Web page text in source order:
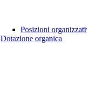
Posizioni
Dotazione organica